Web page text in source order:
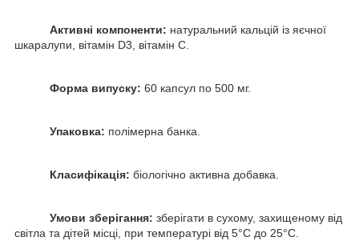
Активні компоненти: натуральний кальцій із яєчної
шкаралупи, вітамін D3, вітамін С.
Форма випуску: 60 капсул по 500 мг.
Упаковка: полімерна банка.
Класифікація: біологічно активна добавка.
Умови зберігання: зберігати в сухому, захищеному від
світла та дітей місці, при температурі від 5°С до 25°С.